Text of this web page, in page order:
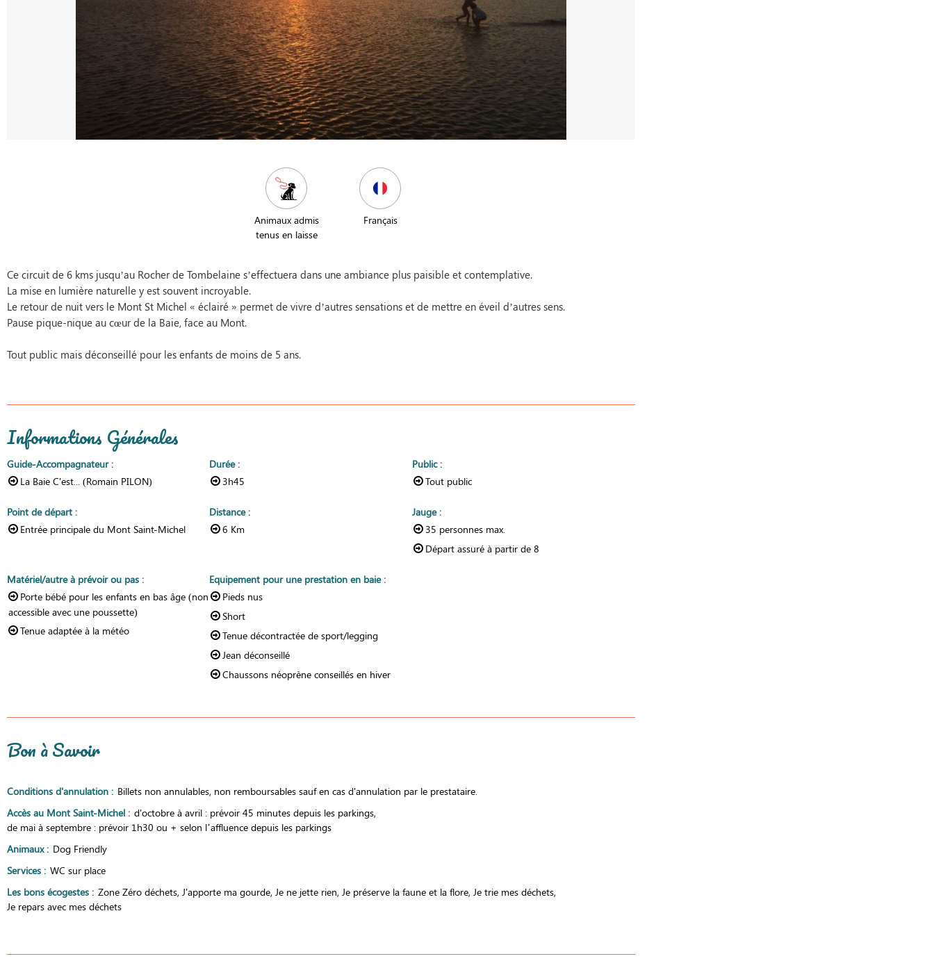
Animaux admis
tenus en laisse
Français
Ce circuit de 6 kms jusqu’au Rocher de Tombelaine s’effectuera dans une ambiance plus paisible et contemplative.
La mise en lumière naturelle y est souvent incroyable.
Le retour de nuit vers le Mont St Michel « éclairé » permet de vivre d’autres sensations et de mettre en éveil d’autres sens.
Pause pique-nique au cœur de la Baie, face au Mont.
Tout public mais déconseillé pour les enfants de moins de 5 ans.
Informations Générales
Guide-Accompagnateur:
La Baie C'est... (Romain PILON)
Durée:
3h45
Public:
Tout public
Point de départ :
Entrée principale du Mont Saint-Michel
Distance:
6 Km
Jauge:
35 personnes max.
Départ assuré à partir de 8
Matériel/autre à prévoir ou pas :
Porte bébé pour les enfants en bas âge (non
accessible avec une poussette)
Tenue adaptée à la météo
Equipement pour une prestation en baie:
Pieds nus
Short
Tenue décontractée de sport/legging
Jean déconseillé
Chaussons néoprène conseillés en hiver
Bon à Savoir
Conditions d'annulation : Billets non annulables, non remboursables sauf en cas d'annulation par le prestataire.
Accès au Mont Saint-Michel : d'octobre à avril : prévoir 45 minutes depuis les parkings
de mai à septembre : prévoir 1h30 ou + selon l’affluence depuis les parkings
Animaux: Dog Friendly
Services : WC sur place
Les bons écogestes : Zone Zéro déchets J'apporte ma gourde Je ne jette rien Je préserve la faune et la flore Je trie mes déchets
Je repars avec mes déchets